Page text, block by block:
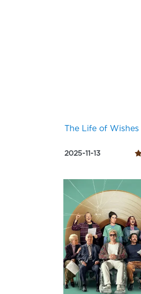
The Life of Wishes
2025-11-13